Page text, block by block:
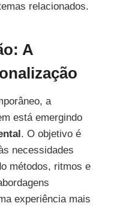
relacionados.
A
a
está emergindo
. O objetivo é
necessidades
métodos, ritmos e
experiência mais